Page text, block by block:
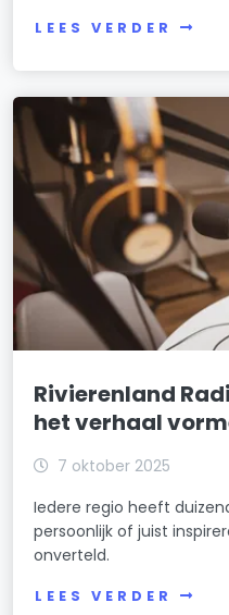
LEES VERDER
Rivierenland
het verhaal
7 oktober 2025
Iedere regio heeft
persoonlijk of juist
onverteld.
LEES VERDER